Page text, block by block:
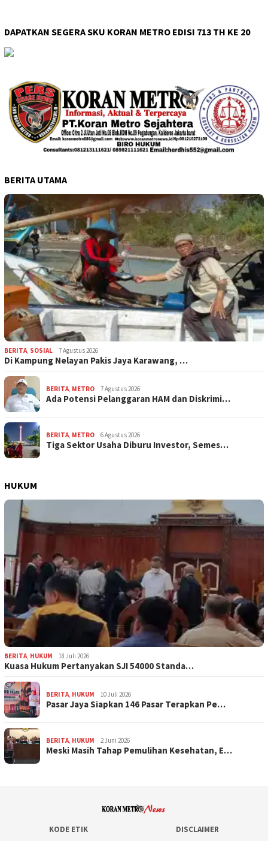
DAPATKAN SEGERA SKU KORAN METRO EDISI 713 TH KE 20
BERITA UTAMA
BERITA, SOSIAL 7 Agustus 2026
Di Kampung Nelayan Pakis Jaya Karawang, …
BERITA, METRO 7 Agustus 2026
Ada Potensi Pelanggaran HAM dan Diskrimi…
BERITA, METRO 6 Agustus 2026
Tiga Sektor Usaha Diburu Investor, Semes…
HUKUM
BERITA HUKUM 18 Juli 2026
Kuasa Hukum Pertanyakan SJI 54000 Standa…
BERITA HUKUM 10 Juli 2026
Pasar Jaya Siapkan 146 Pasar Terapkan Pe…
BERITA HUKUM 2 Juni 2026
Meski Masih Tahap Pemulihan Kesehatan, E…
KODE ETIK DISCLAIMER